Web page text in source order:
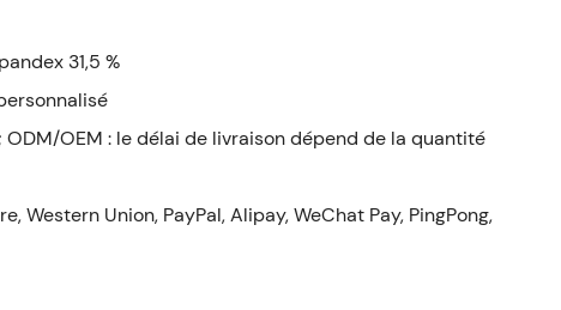
31,5 %
ODM/OEM : le délai de livraison dépend de la quantité
Western Union, PayPal, Alipay, WeChat Pay, PingPong,